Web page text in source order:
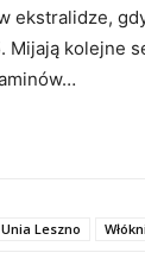
ekstralidze,
kolejne
Unia Leszno